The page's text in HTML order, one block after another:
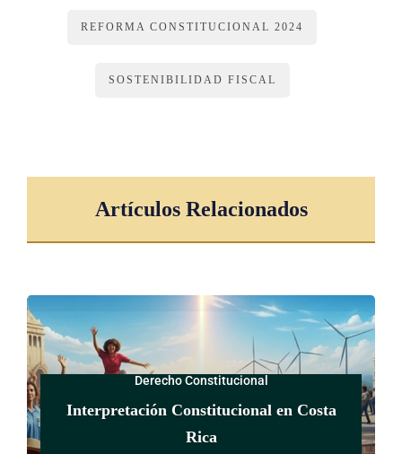
REFORMA CONSTITUCIONAL 2024
SOSTENIBILIDAD FISCAL
Artículos Relacionados
Derecho Constitucional
Interpretación Constitucional en Costa
Rica